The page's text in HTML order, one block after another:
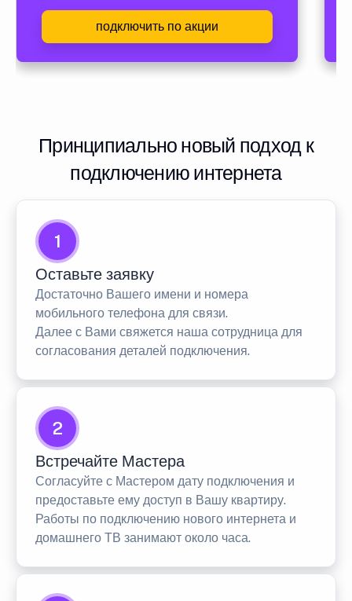
подключить по акции
Принципиально новый подход к
подключению интернета
1
Оставьте заявку
Достаточно Вашего имени и номера
мобильного телефона для связи.
Далее с Вами свяжется наша сотрудница для
согласования деталей подключения.
2
Встречайте Мастера
Согласуйте с Мастером дату подключения и
предоставьте ему доступ в Вашу квартиру.
Работы по подключению нового интернета и
домашнего ТВ занимают около часа.